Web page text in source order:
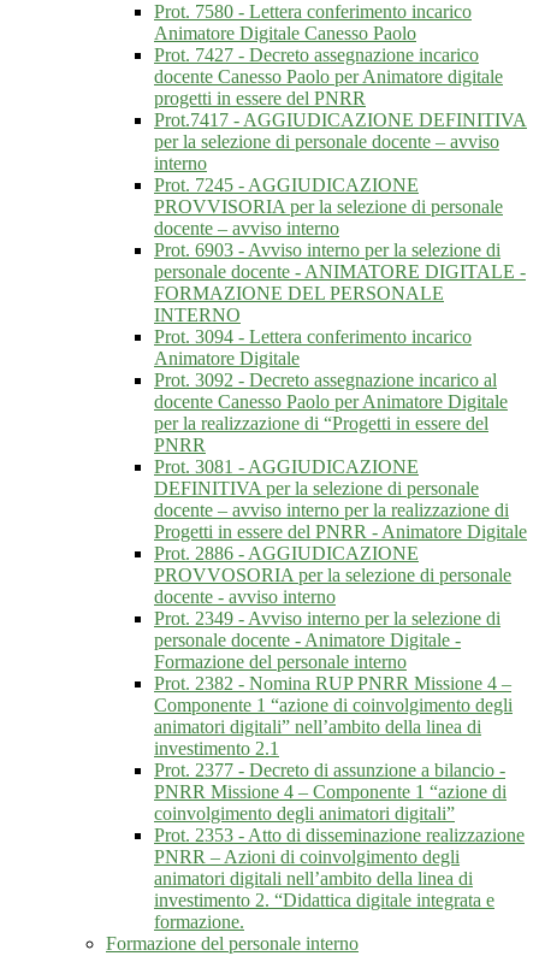
Prot. 7580 - Lettera conferimento incarico
Animatore Digitale Canesso Paolo
Prot. 7427 - Decreto assegnazione incarico
docente Canesso Paolo per Animatore digitale
progetti in essere del PNRR
Prot.7417 - AGGIUDICAZIONE DEFINITIVA
per la selezione di personale docente – avviso
interno
Prot. 7245 - AGGIUDICAZIONE
PROVVISORIA per la selezione di personale
docente – avviso interno
Prot. 6903 - Avviso interno per la selezione di
personale docente - ANIMATORE DIGITALE -
FORMAZIONE DEL PERSONALE
INTERNO
Prot. 3094 - Lettera conferimento incarico
Animatore Digitale
Prot. 3092 - Decreto assegnazione incarico al
docente Canesso Paolo per Animatore Digitale
per la realizzazione di “Progetti in essere del
PNRR
Prot. 3081 - AGGIUDICAZIONE
DEFINITIVA per la selezione di personale
docente – avviso interno per la realizzazione di
Progetti in essere del PNRR - Animatore Digitale
Prot. 2886 - AGGIUDICAZIONE
PROVVOSORIA per la selezione di personale
docente - avviso interno
Prot. 2349 - Avviso interno per la selezione di
personale docente - Animatore Digitale -
Formazione del personale interno
Prot. 2382 - Nomina RUP PNRR Missione 4 –
Componente 1 “azione di coinvolgimento degli
animatori digitali” nell’ambito della linea di
investimento 2.1
Prot. 2377 - Decreto di assunzione a bilancio -
PNRR Missione 4 – Componente 1 “azione di
coinvolgimento degli animatori digitali”
Prot. 2353 - Atto di disseminazione realizzazione
PNRR – Azioni di coinvolgimento degli
animatori digitali nell’ambito della linea di
investimento 2. “Didattica digitale integrata e
formazione.
Formazione del personale interno